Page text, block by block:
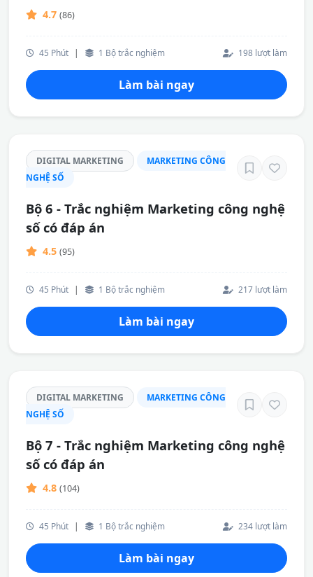
4.7 (86)
45 Phút | 1 Bộ trắc nghiệm 198 lượt làm
Làm bài ngay
DIGITAL MARKETING
MARKETING CÔNG
NGHỆ SỐ
Bộ 6 - Trắc nghiệm Marketing công nghệ
số có đáp án
4.5 (95)
45 Phút | 1 Bộ trắc nghiệm 217 lượt làm
Làm bài ngay
DIGITAL MARKETING
MARKETING CÔNG
NGHỆ SỐ
Bộ 7 - Trắc nghiệm Marketing công nghệ
số có đáp án
4.8 (104)
45 Phút | 1 Bộ trắc nghiệm 234 lượt làm
Làm bài ngay